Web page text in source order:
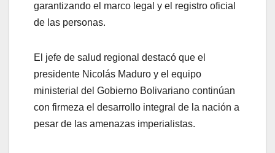
garantizando el marco legal y el registro oficial
de las personas.
El jefe de salud regional destacó que el
presidente Nicolás Maduro y el equipo
ministerial del Gobierno Bolivariano continúan
con firmeza el desarrollo integral de la nación a
pesar de las amenazas imperialistas.